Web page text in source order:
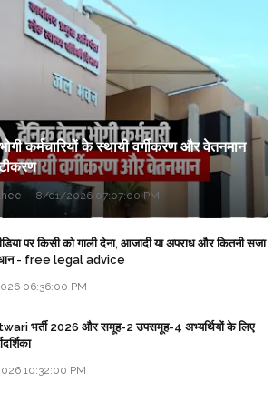
कर्मचारियों के स्थायी वर्गीकरण और वेतनमान
8/01/2026 07:07:00 PM
पर किसी को गाली देना, आजादी या अपराध और कितनी सजा
- free legal advice
06:36:00 PM
भर्ती 2026 और समूह-2 उपसमूह-4 अभ्यर्थियों के लिए
10:32:00 PM